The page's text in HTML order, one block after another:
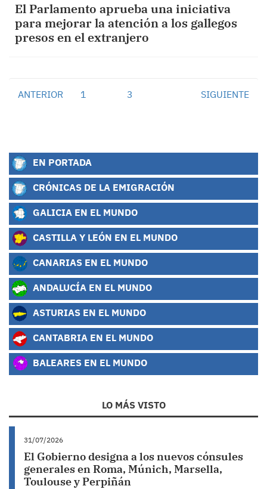
El Parlamento aprueba una iniciativa
para mejorar la atención a los gallegos
presos en el extranjero
ANTERIOR 1 3 SIGUIENTE
EN PORTADA
CRÓNICAS DE LA EMIGRACIÓN
GALICIA EN EL MUNDO
CASTILLA Y LEÓN EN EL MUNDO
CANARIAS EN EL MUNDO
ANDALUCÍA EN EL MUNDO
ASTURIAS EN EL MUNDO
CANTABRIA EN EL MUNDO
BALEARES EN EL MUNDO
LO MÁS VISTO
31/07/2026
El Gobierno designa a los nuevos cónsules
generales en Roma, Múnich, Marsella,
Toulouse y Perpiñán